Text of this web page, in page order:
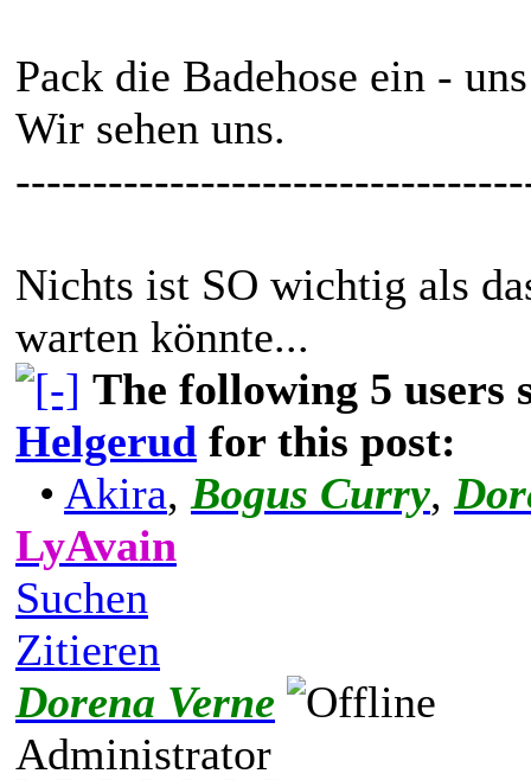
Pack die Badehose ein -
Wir sehen uns.
Nichts ist SO wichtig als
warten könnte...
The following 5 users
Helgerud for this post:
• Akira, Bogus Curry,
LyAvain
Suchen
Zitieren
Dorena Verne
Administrator